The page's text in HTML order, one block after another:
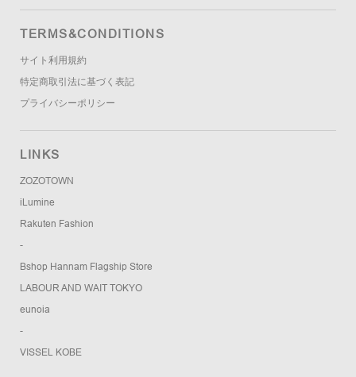
TERMS&CONDITIONS
サイト利用規約
特定商取引法に基づく表記
プライバシーポリシー
LINKS
ZOZOTOWN
iLumine
Rakuten Fashion
-
Bshop Hannam Flagship Store
LABOUR AND WAIT TOKYO
eunoia
-
VISSEL KOBE